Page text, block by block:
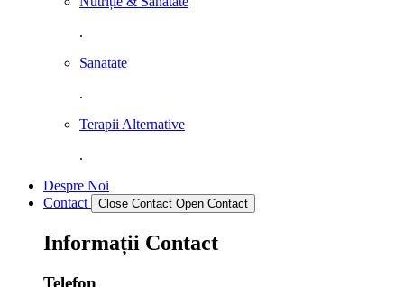
.
Sanatate
.
Terapii Alternative
.
Despre Noi
Contact
Close Contact Open Contact
Informații Contact
Telefon